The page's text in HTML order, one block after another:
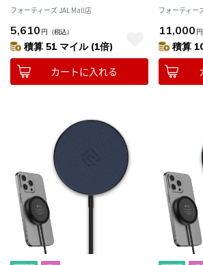
フォーティーズ JAL Mall店
5,610 円 （税込）
積算 51 マイル (1倍)
カートに入れる
フォーティー
11,000 円
積算